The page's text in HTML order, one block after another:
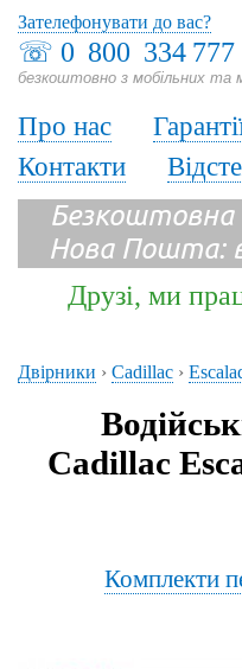
☏ 0 800 334 777
безкоштовно з мобільних та
Зателефонувати до вас?
Про нас
Контакти
Нова Пошта:
Друзі, ми
Двірники › Cadillac ›
Cadillac
Комплекти